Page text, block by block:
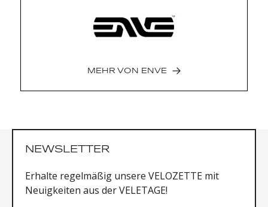
Gewicht 850g (in 56)
Montage von Schutzblechen Möglich
In-Route Aero Vorbau und Lenker
Force, Red und Dura-Ace Gruppen inkl.
Powermeter
Kassetten SRAM: 10 - 36, Shimano: 11 - 34
Kettenblatt: SRAM: 48|35: Shimano: 50|36
Bremsscheiben: 160mm
MEHR VON ENVE
NEWSLETTER
Erhalte regelmäßig unsere VELOZETTE mit
Neuigkeiten aus der VELETAGE!